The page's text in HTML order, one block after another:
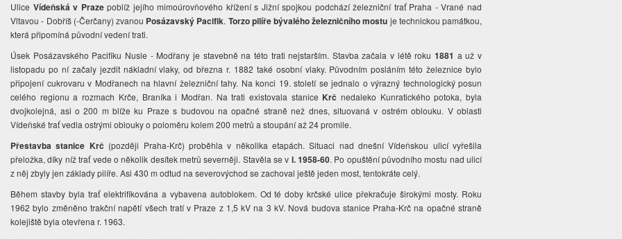
Ulice Vídeňská v Prazepoblíž jejího mimoúrovňového křížení s Jižní spojkou podchází železniční trať Praha - Vrané nad
Vltavou - Dobříš (-Čerčany) zvanou Posázavský Pacifik. Torzo pilíře bývalého železničního mostu je technickou památkou,
která připomíná původní vedení trati.
Úsek Posázavského Pacifiku Nusle - Modřany je stavebně na této trati nejstarším. Stavba začala v létě roku1881 a už v
listopadu po ní začaly jezdit nákladní vlaky, od března r. 1882 také osobní vlaky. Původním posláním této železnice bylo
připojení cukrovaru v Modřanech na hlavní železniční tahy. Na konci 19. století se jednalo o výrazný technologický posun
celého regionu a rozmach Krče, Braníka i Modřan. Na trati existovala stanice Krč nedaleko Kunratického potoka, byla
dvojkolejná, asi o 200 m blíže ku Praze s budovou na opačné straně než dnes, situovaná v ostrém oblouku. V oblasti
Vídeňské trať vedla ostrými oblouky o poloměru kolem 200 metrů a stoupání až 24 promile.
Přestavba stanice Krč (později Praha-Krč) proběhla v několika etapách. Situaci nad dnešní Vídeňskou ulicí vyřešila
přeložka, díky níž trať vede o několik desítek metrů severněji. Stavěla se v l. 1958-60. Po opuštění původního mostu nad ulicí
z něj zbyly jen základy pilíře. Asi 430 m odtud na severovýchod se zachoval ještě jeden most, tentokráte celý.
Během stavby byla trať elektrifikována a vybavena autoblokem. Od té doby krčské ulice překračuje širokými mosty. Roku
1962 bylo změněno trakční napětí všech tratí v Praze z 1,5 kV na 3 kV. Nová budova stanice Praha-Krč na opačné straně
kolejiště byla otevřena r. 1963.